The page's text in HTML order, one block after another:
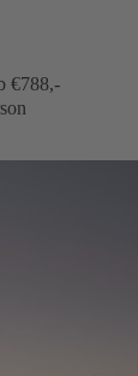
€788,-